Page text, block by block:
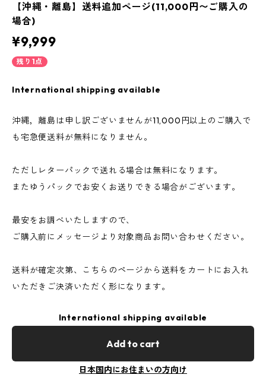
【沖縄・離島】送料追加ページ(11,000円〜ご購入の
場合)
¥9,999
残り1点
International shipping available
沖縄，離島は申し訳ございませんが11,000円以上のご購入で
も宅急便送料が無料になりません。
ただしレターパックで送れる場合は無料になります。
またゆうパックでお安くお送りできる場合がございます。
最安をお調べいたしますので、
ご購入前にメッセージより対象商品お問い合わせください。
送料が確定次第、こちらのページから送料をカートにお入れ
いただきご決済いただく形になります。
International shipping available
Add to cart
日本国内にお住まいの方向け